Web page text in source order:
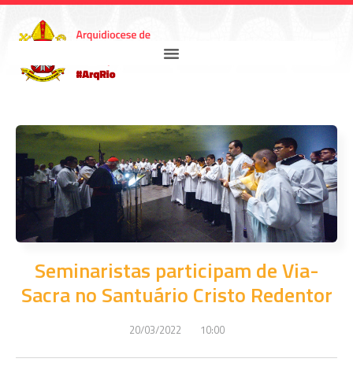
Seminaristas participam de Via-
Sacra no Santuário Cristo Redentor
20/03/2022 10:00